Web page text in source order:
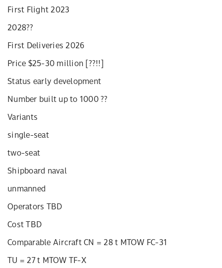
First Flight 2023
2028??
First Deliveries 2026
Price $25-30 million [??!!]
Status early development
Number built up to 1000 ??
Variants
single-seat
two-seat
Shipboard naval
unmanned
Operators TBD
Cost TBD
Comparable Aircraft CN = 28 t MTOW FC-31
TU = 27 t MTOW TF-X